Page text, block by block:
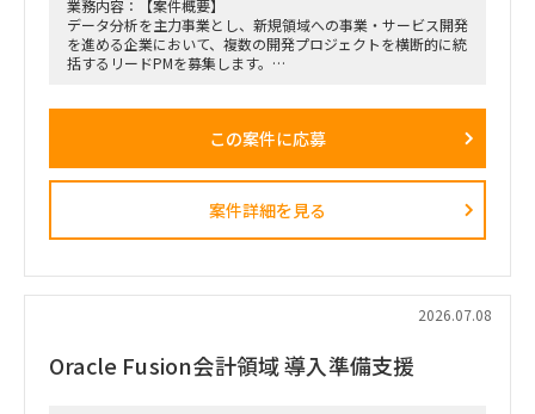
一次対応窓口としての問い合わせ管理と、専門部署（内部担当
者）へ繋ぐべきエスカレーションフローの構築・運用
• 運営状況・課題管理
現場から上がってくる日々の課題を抽出し、解決策を策定。ク
• 業務運営PM
（KPI等）のモニタリングと品質管理
【求める人物像】
スピード感があり、状況の変化に対して柔軟かつ前向きに対応
BPO先と良好なパートナーシップを築きつつ、論理的な指示
業務内容：【案件概要】
データ分析を主力事業とし、新規領域への事業・サービス開発
を進める企業において、複数の開発プロジェクトを横断的に統
括するリードPMを募集します。
のの品質管理ではなく、進捗管理・顧客リレーション・期待値
・複数の開発プロジェクトにおける進捗・課題・リスクの横断
管理
・各プロジェクトのPM、テックリードとの連携・マネジメン
・顧客との期待値調整、論点整理、合意形成
この案件に応募
案件詳細を見る
2026.07.08
Oracle Fusion会計領域 導入準備支援